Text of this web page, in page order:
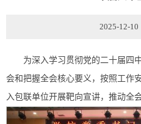
2025-12-10
为深入学习贯彻党的二十届四
会和把握全会核心要义，按照工作
入包联单位开展靶向宣讲，推动全